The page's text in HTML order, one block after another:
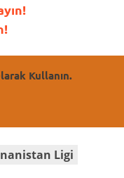
Kullanın.
Ligi